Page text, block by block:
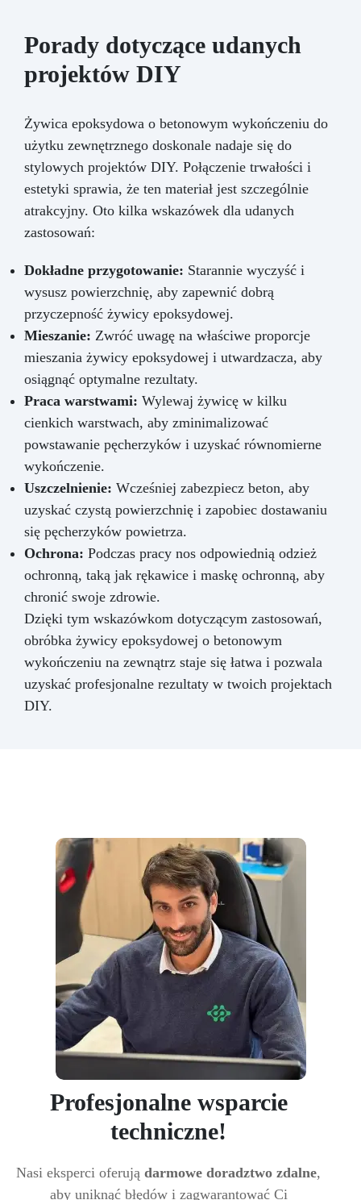
Porady dotyczące udanych
projektów DIY
Żywica epoksydowa o betonowym wykończeniu do
użytku zewnętrznego doskonale nadaje się do
stylowych projektów DIY. Połączenie trwałości i
estetyki sprawia, że ten materiał jest szczególnie
atrakcyjny. Oto kilka wskazówek dla udanych
zastosowań:
Dokładne przygotowanie: Starannie wyczyść i
wysusz powierzchnię, aby zapewnić dobrą
przyczepność żywicy epoksydowej.
Mieszanie: Zwróć uwagę na właściwe proporcje
mieszania żywicy epoksydowej i utwardzacza, aby
osiągnąć optymalne rezultaty.
Praca warstwami: Wylewaj żywicę w kilku
cienkich warstwach, aby zminimalizować
powstawanie pęcherzyków i uzyskać równomierne
wykończenie.
Uszczelnienie: Wcześniej zabezpiecz beton, aby
uzyskać czystą powierzchnię i zapobiec dostawaniu
się pęcherzyków powietrza.
Ochrona: Podczas pracy nos odpowiednią odzież
ochronną, taką jak rękawice i maskę ochronną, aby
chronić swoje zdrowie.
Dzięki tym wskazówkom dotyczącym zastosowań,
obróbka żywicy epoksydowej o betonowym
wykończeniu na zewnątrz staje się łatwa i pozwala
uzyskać profesjonalne rezultaty w twoich projektach
DIY.
Profesjonalne wsparcie
techniczne!
Nasi eksperci oferują darmowe doradztwo zdalne,
aby uniknąć błędów i zagwarantować Ci